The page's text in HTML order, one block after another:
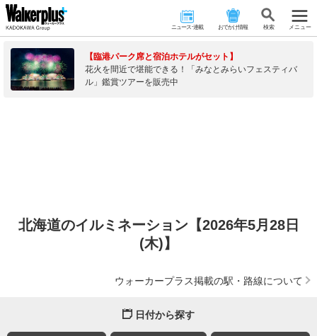
ニュース･連載 おでかけ情報 検 索 メニュー
【臨港パーク席と宿泊ホテルがセット】
花火を間近で堪能できる！「みなとみらいフェスティバ
ル」鑑賞ツアーを販売中
北海道のイルミネーション【2026年5月28日
(木)】
ウォーカープラス掲載の駅・路線について
日付から探す